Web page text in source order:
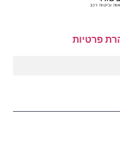
פרטיות